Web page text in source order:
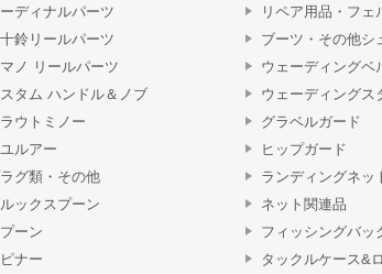
ディナルパーツ
鈴リールパーツ
ノ リールパーツ
タム ハンドル＆ノブ
ラウトミノー
ルアー
グ類・その他
ックスプーン
ーン
ナー
リペア用品・フェ
ブーツ・その他シ
ウェーディングベ
ウェーディングス
グラベルガード
ヒップガード
ランディングネッ
ネット関連品
フィッシングバッ
タックルケース&